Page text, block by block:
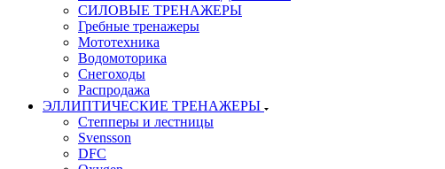
СИЛОВЫЕ ТРЕНАЖЕРЫ
Гребные тренажеры
Мототехника
Водомоторика
Снегоходы
Распродажа
ЭЛЛИПТИЧЕСКИЕ ТРЕНАЖЕРЫ
Степперы и лестницы
Svensson
DFC